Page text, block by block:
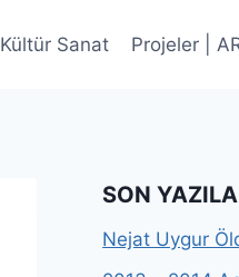
Kültür Sanat Projeler |
SON
Nejat Uygur